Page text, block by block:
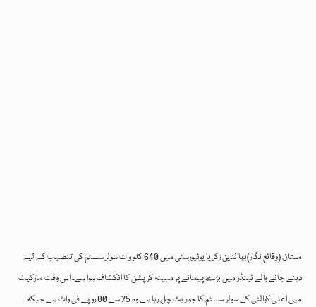
ملتان (وقائع نگار)بہاالدین زکریا یونیورسٹی میں 640 کلو واٹ سولر سسٹم کی تنصیب کے لیے
دیئے جانے والے ٹینڈر میں بڑے پیمانے پر مبینہ کرپشن کا انکشاف ہوا ہے۔ اس وقت مارکیٹ
میں اعلیٰ کوالٹی کے سولر سسٹم کا جو ریٹ چل رہا ہے وہ 75 سے 80 روپے فی واٹ ہے جبکہ